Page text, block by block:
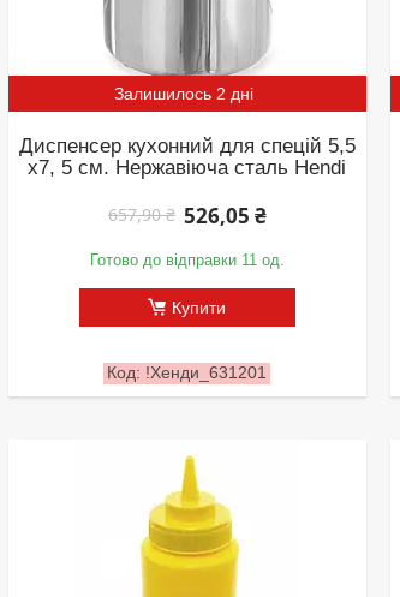
Залишилось 2 дні
Диспенсер кухонний для спецій 5,5
х7, 5 см. Нержавіюча сталь Hendi
657,90 ₴ 526,05 ₴
Готово до відправки 11 од.
Купити
!Хенди_631201